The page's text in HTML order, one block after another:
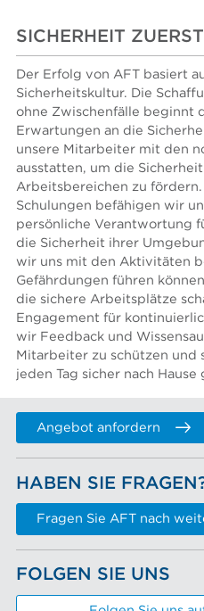
SICHERHEIT
Der Erfolg von AFT basiert
Sicherheitskultur. Die
ohne Zwischenfälle beginnt
Erwartungen an die
unsere Mitarbeiter mit den
ausstatten, um die
Arbeitsbereichen zu
Schulungen befähigen wir
persönliche Verantwortung
die Sicherheit ihrer
wir uns mit den Aktivitäten
Gefährdungen führen
die sichere Arbeitsplätze
Engagement für
wir Feedback und
Mitarbeiter zu schützen und
jeden Tag sicher nach Hause
Angebot anfordern
HABEN SIE
Fragen Sie AFT nach
FOLGEN SIE UNS